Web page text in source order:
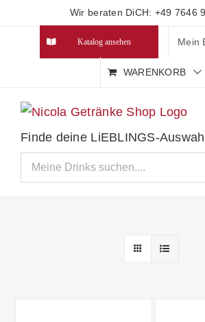
Wir beraten DiCH: +49 7646
Katalog ansehen Mein
WARENKORB
Finde deine LiEBLINGS-